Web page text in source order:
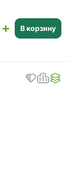
В корзину